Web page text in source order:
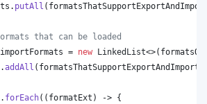
. putAll (
that can be loaded
importFormats = new LinkedList<>(
.addAll ( formatsThatSupportExportAndImport
. forEach(( formatExt ) -> {